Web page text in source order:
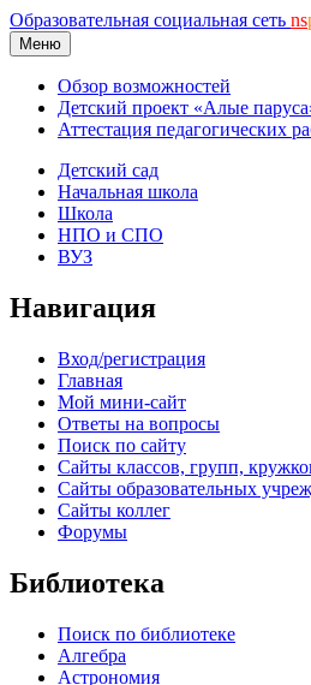
Образовательная социальная сеть ns
Меню
Обзор возможностей
Детский проект «Алые
Аттестация педагогических
Детский сад
Начальная школа
Школа
НПО и СПО
ВУЗ
Навигация
Вход/регистрация
Главная
Мой мини-сайт
Ответы на вопросы
Поиск по сайту
Сайты классов, групп,
Сайты образовательных
Сайты коллег
Форумы
Библиотека
Поиск по библиотеке
Алгебра
Астрономия